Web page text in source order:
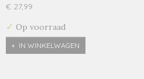
€ 27,99
✓ Op voorraad
IN WINKELWAGEN